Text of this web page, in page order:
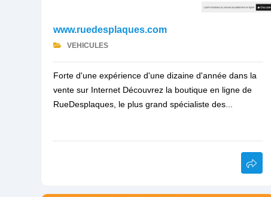
www.ruedesplaques.com
VEHICULES
Forte d'une expérience d'une dizaine d'année dans la
vente sur Internet Découvrez la boutique en ligne de
RueDesplaques, le plus grand spécialiste des...